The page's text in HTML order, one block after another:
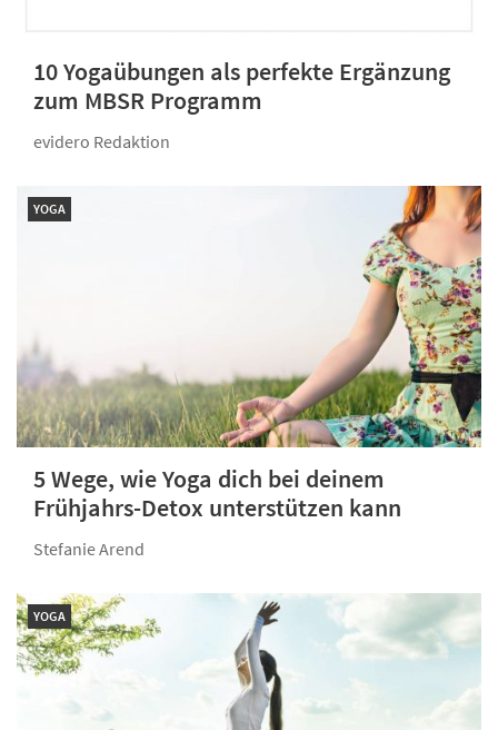
10 Yogaübungen als perfekte Ergänzung
zum MBSR Programm
evidero Redaktion
YOGA
5 Wege, wie Yoga dich bei deinem
Frühjahrs-Detox unterstützen kann
Stefanie Arend
YOGA